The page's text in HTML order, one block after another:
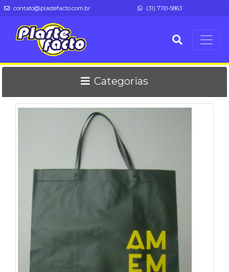
contato@plastefacto.com.br (31) 7110-5863
Categorias